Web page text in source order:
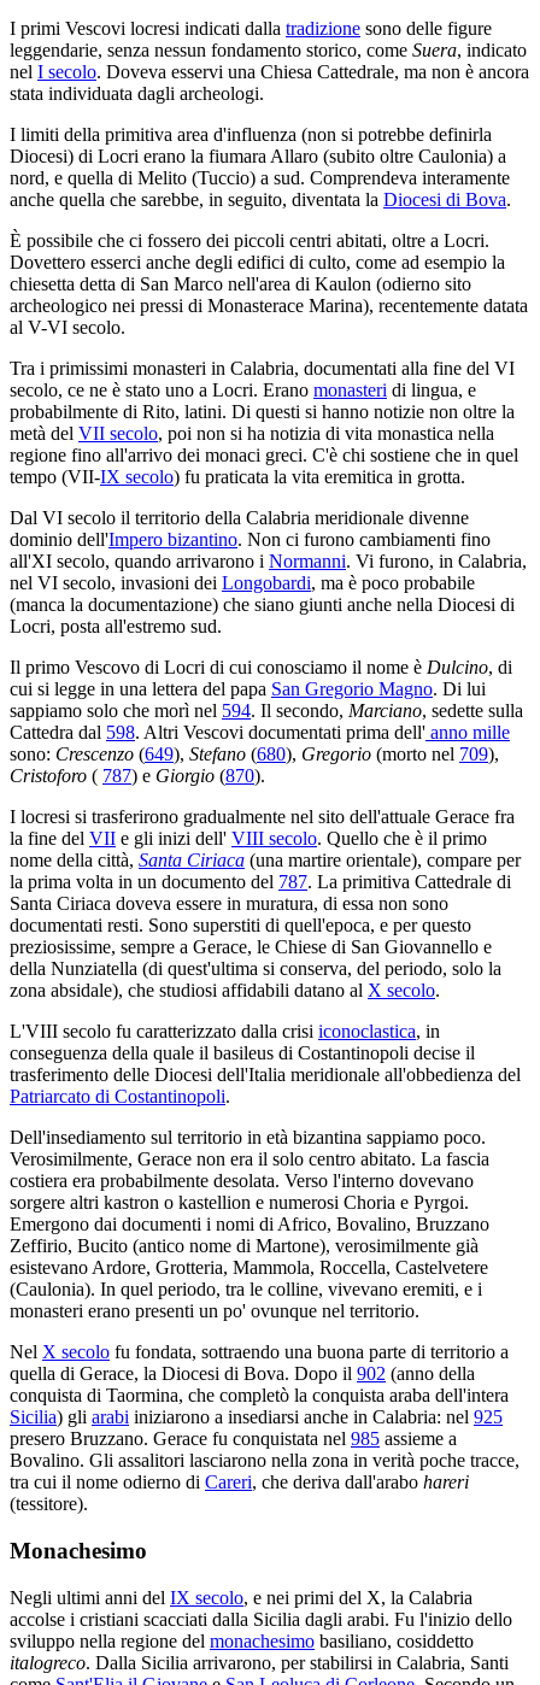
I primi Vescovi locresi indicati dalla tradizione sono delle figure
leggendarie, senza nessun fondamento storico, come Suera, indicato
nel I secolo. Doveva esservi una Chiesa Cattedrale, ma non è ancora
stata individuata dagli archeologi.
I limiti della primitiva area d'influenza (non si potrebbe definirla
Diocesi) di Locri erano la fiumara Allaro (subito oltre Caulonia) a
nord, e quella di Melito (Tuccio) a sud. Comprendeva interamente
anche quella che sarebbe, in seguito, diventata la Diocesi di Bova.
È possibile che ci fossero dei piccoli centri abitati, oltre a Locri.
Dovettero esserci anche degli edifici di culto, come ad esempio la
chiesetta detta di San Marco nell'area di Kaulon (odierno sito
archeologico nei pressi di Monasterace Marina), recentemente datata
al V-VI secolo.
Tra i primissimi monasteri in Calabria, documentati alla fine del VI
secolo, ce ne è stato uno a Locri. Erano monasteri di lingua, e
probabilmente di Rito, latini. Di questi si hanno notizie non oltre la
metà del VII secolo, poi non si ha notizia di vita monastica nella
regione fino all'arrivo dei monaci greci. C'è chi sostiene che in quel
tempo (VII-IX secolo) fu praticata la vita eremitica in grotta.
Dal VI secolo il territorio della Calabria meridionale divenne
dominio dell'Impero bizantino. Non ci furono cambiamenti fino
all'XI secolo, quando arrivarono i Normanni. Vi furono, in Calabria,
nel VI secolo, invasioni dei Longobardi, ma è poco probabile
(manca la documentazione) che siano giunti anche nella Diocesi di
Locri, posta all'estremo sud.
Il primo Vescovo di Locri di cui conosciamo il nome è Dulcino, di
cui si legge in una lettera del papa San Gregorio Magno. Di lui
sappiamo solo che morì nel 594. Il secondo, Marciano, sedette sulla
Cattedra dal 598. Altri Vescovi documentati prima dell' anno mille
sono: Crescenzo (649), Stefano (680), Gregorio (morto nel 709),
Cristoforo ( 787) e Giorgio (870).
I locresi si trasferirono gradualmente nel sito dell'attuale Gerace fra
la fine del VII e gli inizi dell' VIII secolo. Quello che è il primo
nome della città, Santa Ciriaca (una martire orientale), compare per
la prima volta in un documento del 787. La primitiva Cattedrale di
Santa Ciriaca doveva essere in muratura, di essa non sono
documentati resti. Sono superstiti di quell'epoca, e per questo
preziosissime, sempre a Gerace, le Chiese di San Giovannello e
della Nunziatella (di quest'ultima si conserva, del periodo, solo la
zona absidale), che studiosi affidabili datano al X secolo.
L'VIII secolo fu caratterizzato dalla crisi iconoclastica, in
conseguenza della quale il basileus di Costantinopoli decise il
trasferimento delle Diocesi dell'Italia meridionale all'obbedienza del
Patriarcato di Costantinopoli.
Dell'insediamento sul territorio in età bizantina sappiamo poco.
Verosimilmente, Gerace non era il solo centro abitato. La fascia
costiera era probabilmente desolata. Verso l'interno dovevano
sorgere altri kastron o kastellion e numerosi Choria e Pyrgoi.
Emergono dai documenti i nomi di Africo, Bovalino, Bruzzano
Zeffirio, Bucito (antico nome di Martone), verosimilmente già
esistevano Ardore, Grotteria, Mammola, Roccella, Castelvetere
(Caulonia). In quel periodo, tra le colline, vivevano eremiti, e i
monasteri erano presenti un po' ovunque nel territorio.
Nel X secolo fu fondata, sottraendo una buona parte di territorio a
quella di Gerace, la Diocesi di Bova. Dopo il 902 (anno della
conquista di Taormina, che completò la conquista araba dell'intera
Sicilia) gli arabi iniziarono a insediarsi anche in Calabria: nel 925
presero Bruzzano. Gerace fu conquistata nel 985 assieme a
Bovalino. Gli assalitori lasciarono nella zona in verità poche tracce,
tra cui il nome odierno di Careri, che deriva dall'arabo hareri
(tessitore).
Monachesimo
Negli ultimi anni del IX secolo, e nei primi del X, la Calabria
accolse i cristiani scacciati dalla Sicilia dagli arabi. Fu l'inizio dello
sviluppo nella regione del monachesimo basiliano, cosiddetto
italogreco. Dalla Sicilia arrivarono, per stabilirsi in Calabria, Santi